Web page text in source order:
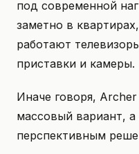
под современной
заметно в
работают
приставки и камеры.
Иначе говоря,
массовый вариант,
перспективным